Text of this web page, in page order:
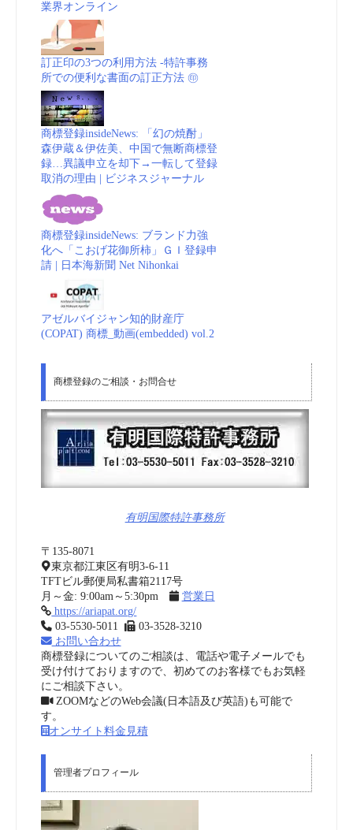
業界オンライン
訂正印の3つの利用方法 -特許事務
所での便利な書面の訂正方法 ㊞
商標登録insideNews: 「幻の焼酎」
森伊蔵＆伊佐美、中国で無断商標登
録…異議申立を却下→一転して登録
取消の理由 | ビジネスジャーナル
商標登録insideNews: ブランド力強
化へ「こおげ花御所柿」ＧＩ登録申
請 | 日本海新聞 Net Nihonkai
アゼルバイジャン知的財産庁
(COPAT) 商標_動画(embedded) vol.2
商標登録のご相談・お問合せ
有明国際特許事務所
〒135-8071
東京都江東区有明3-6-11
TFTビル郵便局私書箱2117号
月～金: 9:00am～5:30pm
営業日
https://ariapat.org/
03-5530-5011
03-3528-3210
お問い合わせ
商標登録についてのご相談は、電話や電子メールでも
受け付けておりますので、初めてのお客様でもお気軽
にご相談下さい。
ZOOMなどのWeb会議(日本語及び英語)も可能で
す。
オンサイト料金見積
管理者プロフィール